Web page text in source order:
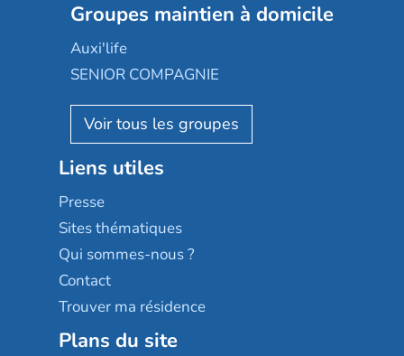
Les jardins d'Arcadie
Occitalia
Appartseniors
Reseda
Stella management
Les villages d'or
Sérénys
Résidences services Villa Médicis
Groupe SOS
Le Noble Âge
Almage
Résidalya
Groupe aplus
Groupes maintien à domicile
Auxi'life
SENIOR COMPAGNIE
AGE D'OR Services
Liens utiles
Presse
Sites thématiques
Qui sommes-nous ?
Contact
Trouver ma résidence
Plans du site